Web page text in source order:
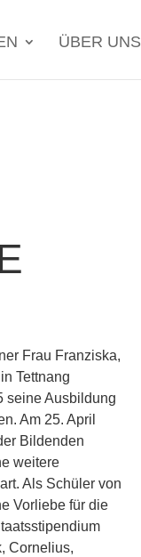
ÜBER UNS
Frau Franziska,
Tettnang
seine Ausbildung
Am 25. April
Bildenden
weitere
Als Schüler von
Vorliebe für die
Cornelius,